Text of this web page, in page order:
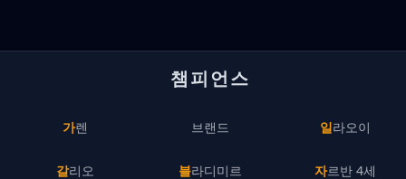
챔피언스
가렌
갈리오
브랜드
블라디미르
일라오이
자르반 4세